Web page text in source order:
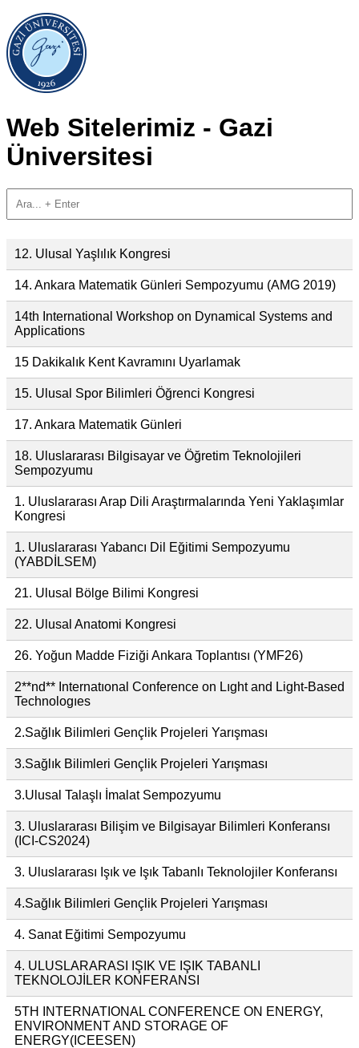
Web Sitelerimiz - Gazi
Üniversitesi
12. Ulusal Yaşlılık Kongresi
14. Ankara Matematik Günleri Sempozyumu (AMG 2019)
14th International Workshop on Dynamical Systems and
Applications
15 Dakikalık Kent Kavramını Uyarlamak
15. Ulusal Spor Bilimleri Öğrenci Kongresi
17. Ankara Matematik Günleri
18. Uluslararası Bilgisayar ve Öğretim Teknolojileri
Sempozyumu
1. Uluslararası Arap Dili Araştırmalarında Yeni Yaklaşımlar
Kongresi
1. Uluslararası Yabancı Dil Eğitimi Sempozyumu
(YABDİLSEM)
21. Ulusal Bölge Bilimi Kongresi
22. Ulusal Anatomi Kongresi
26. Yoğun Madde Fiziği Ankara Toplantısı (YMF26)
2**nd** Internatıonal Conference on Lıght and Light-Based
Technologıes
2.Sağlık Bilimleri Gençlik Projeleri Yarışması
3.Sağlık Bilimleri Gençlik Projeleri Yarışması
3.Ulusal Talaşlı İmalat Sempozyumu
3. Uluslararası Bilişim ve Bilgisayar Bilimleri Konferansı
(ICI-CS2024)
3. Uluslararası Işık ve Işık Tabanlı Teknolojiler Konferansı
4.Sağlık Bilimleri Gençlik Projeleri Yarışması
4. Sanat Eğitimi Sempozyumu
4. ULUSLARARASI IŞIK VE IŞIK TABANLI
TEKNOLOJİLER KONFERANSI
5TH INTERNATIONAL CONFERENCE ON ENERGY,
ENVIRONMENT AND STORAGE OF
ENERGY(ICEESEN)